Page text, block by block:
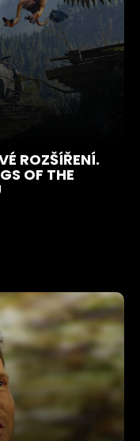
ROZŠÍŘENÍ.
OF THE